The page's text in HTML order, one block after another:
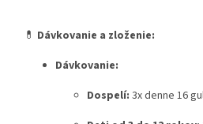
💊 Dávkovanie a zloženie:
Dávkovanie:
Dospelí: 3x denne 16